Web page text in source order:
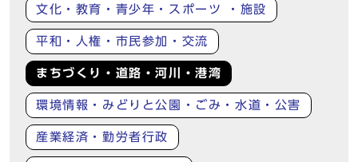
文化・教育・青少年・スポーツ ・施設
平和・人権・市民参加・交流
まちづくり・道路・河川・港湾
環境情報・みどりと公園・ごみ・水道・公害
産業経済・勤労者行政